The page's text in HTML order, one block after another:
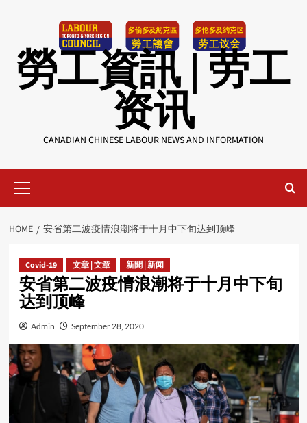
勞工資訊 | 劳工
资讯
CANADIAN CHINESE LABOUR NEWS AND INFORMATION
Menu
HOME 安省第二波疫情浪潮将于十月中下旬达到顶峰
Covid-19 文章 | 文章 新聞 | 新闻
安省第二波疫情浪潮将于十月中下旬
达到顶峰
Admin September 28, 2020